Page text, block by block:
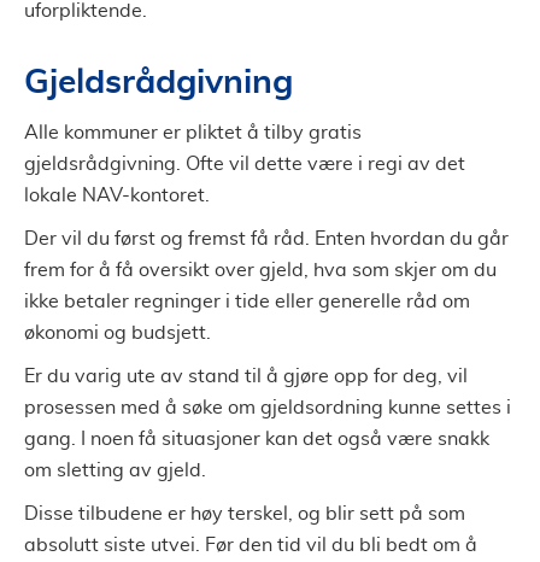
uforpliktende.
Gjeldsrådgivning
Alle kommuner er pliktet å tilby gratis
gjeldsrådgivning. Ofte vil dette være i regi av det
lokale NAV-kontoret.
Der vil du først og fremst få råd. Enten hvordan du går
frem for å få oversikt over gjeld, hva som skjer om du
ikke betaler regninger i tide eller generelle råd om
økonomi og budsjett.
Er du varig ute av stand til å gjøre opp for deg, vil
prosessen med å søke om gjeldsordning kunne settes i
gang. I noen få situasjoner kan det også være snakk
om sletting av gjeld.
Disse tilbudene er høy terskel, og blir sett på som
absolutt siste utvei. Før den tid vil du bli bedt om å